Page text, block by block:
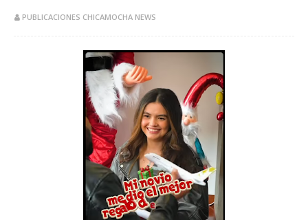
PUBLICACIONES CHICAMOCHA NEWS